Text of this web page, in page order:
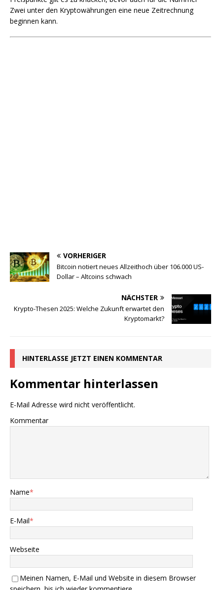
Zwei unter den Kryptowährungen eine neue Zeitrechnung
beginnen kann.
VORHERIGER
Bitcoin notiert neues Allzeithoch über 106.000 US-
Dollar – Altcoins schwach
NÄCHSTER
Krypto-Thesen 2025: Welche Zukunft erwartet den
Kryptomarkt?
HINTERLASSE JETZT EINEN KOMMENTAR
Kommentar hinterlassen
E-Mail Adresse wird nicht veröffentlicht.
Kommentar
Name*
E-Mail*
Webseite
Meinen Namen, E-Mail und Website in diesem Browser